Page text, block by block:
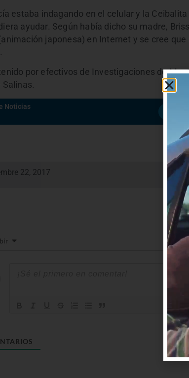
estaba indagando en el celular y la
ayudar. Según había dicho su madre,
japonesa) en Internet y se cree
por efectivos de Investigaciones de
Salinas.
Noticias
22, 2017